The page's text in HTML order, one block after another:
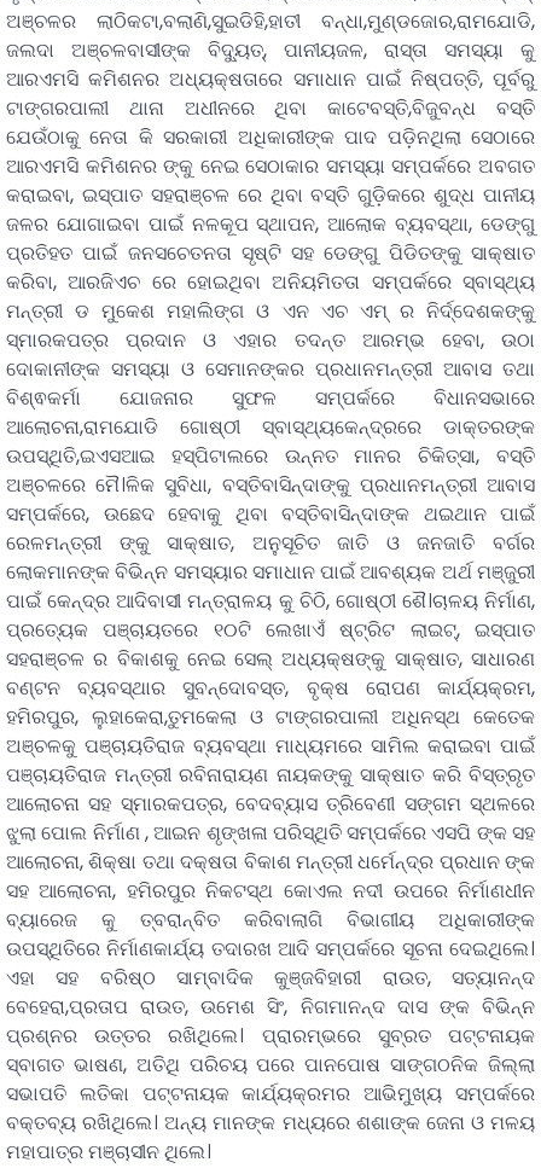
ଅଞ୍ଚଳର ଲାଠିକଟା,ବଲାଣି,ସୁଇଡିହି,ହାତୀ ବନ୍ଧା,ମୁଣ୍ଡଜୋର,ରାମଯୋଡି,
ଜଲଦା ଅଞ୍ଚଳବାସୀଙ୍କ ବିଦ୍ୟୁତ୍, ପାନୀୟଜଳ, ରାସ୍ତା ସମସ୍ୟା କୁ
ଆରଏମସି କମିଶନର ଅଧ୍ୟକ୍ଷତାରେ ସମାଧାନ ପାଇଁ ନିଷ୍ପତ୍ତି, ପୂର୍ବରୁ
ଟାଙ୍ଗରପାଲୀ ଥାନା ଅଧୀନରେ ଥିବା କାଟେବସ୍ତି,ବିଜୁବନ୍ଧ ବସ୍ତି
ଯେଉଁଠାକୁ ନେତା କି ସରକାରୀ ଅଧିକାରୀଙ୍କ ପାଦ ପଡ଼ିନଥିଲା ସେଠାରେ
ଆରଏମସି କମିଶନର ଙ୍କୁ ନେଇ ସେଠାକାର ସମସ୍ୟା ସମ୍ପର୍କରେ ଅବଗତ
କରାଇବା, ଇସ୍ପାତ ସହରାଞ୍ଚଳ ରେ ଥିବା ବସ୍ତି ଗୁଡ଼ିକରେ ଶୁଦ୍ଧ ପାନୀୟ
ଜଳର ଯୋଗାଇବା ପାଇଁ ନଳକୂପ ସ୍ଥାପନ, ଆଲୋକ ବ୍ୟବସ୍ଥା, ଡେଙ୍ଗୁ
ପ୍ରତିହତ ପାଇଁ ଜନସଚେତନତା ସୃଷ୍ଟି ସହ ଡେଙ୍ଗୁ ପିଡିତଙ୍କୁ ସାକ୍ଷାତ
କରିବା, ଆରଜିଏଚ ରେ ହୋଇଥିବା ଅନିୟମିତତା ସମ୍ପର୍କରେ ସ୍ବାସ୍ଥ୍ୟ
ମନ୍ତ୍ରୀ ଡ ମୁକେଶ ମହାଲିଙ୍ଗ ଓ ଏନ ଏଚ ଏମ୍ ର ନିର୍ଦ୍ଦେଶକଙ୍କୁ
ସ୍ମାରକପତ୍ର ପ୍ରଦାନ ଓ ଏହାର ତଦନ୍ତ ଆରମ୍ଭ ହେବା, ଉଠା
ଦୋକାନୀଙ୍କ ସମସ୍ୟା ଓ ସେମାନଙ୍କର ପ୍ରଧାନମନ୍ତ୍ରୀ ଆବାସ ତଥା
ବିଶ୍ଵକର୍ମା ଯୋଜନାର ସୁଫଳ ସମ୍ପର୍କରେ ବିଧାନସଭାରେ
ଆଲୋଚନା,ରାମଯୋଡି ଗୋଷ୍ଠୀ ସ୍ବାସ୍ଥ୍ୟକେନ୍ଦ୍ରରେ ଡାକ୍ତରଙ୍କ
ଉପସ୍ଥିତି,ଇଏସଆଇ ହସ୍ପିଟାଲରେ ଉନ୍ନତ ମାନର ଚିକିତ୍ସା, ବସ୍ତି
ଅଞ୍ଚଳରେ ମୈ।ଳିକ ସୁବିଧା, ବସ୍ତିବାସିନ୍ଦାଙ୍କୁ ପ୍ରଧାନମନ୍ତ୍ରୀ ଆବାସ
ସମ୍ପର୍କରେ, ଉଛେଦ ହେବାକୁ ଥିବା ବସ୍ତିବାସିନ୍ଦାଙ୍କ ଥଇଥାନ ପାଇଁ
ରେଳମନ୍ତ୍ରୀ ଙ୍କୁ ସାକ୍ଷାତ, ଅନୁସୂଚିତ ଜାତି ଓ ଜନଜାତି ବର୍ଗର
ଲୋକମାନଙ୍କ ବିଭିନ୍ନ ସମସ୍ୟାର ସମାଧାନ ପାଇଁ ଆବଶ୍ୟକ ଅର୍ଥ ମଞ୍ଜୁରୀ
ପାଇଁ କେନ୍ଦ୍ର ଆଦିବାସୀ ମନ୍ତ୍ରାଳୟ କୁ ଚିଠି, ଗୋଷ୍ଠୀ ଶୈ।ଚାଳୟ ନିର୍ମାଣ,
ପ୍ରତ୍ୟେକ ପଞ୍ଚାୟତରେ ୧୦ଟି ଲେଖାଏଁ ଷ୍ଟ୍ରିଟ ଲାଇଟ୍, ଇସ୍ପାତ
ସହରାଞ୍ଚଳ ର ବିକାଶକୁ ନେଇ ସେଲ୍ ଅଧ୍ୟକ୍ଷଙ୍କୁ ସାକ୍ଷାତ, ସାଧାରଣ
ବଣ୍ଟନ ବ୍ୟବସ୍ଥାର ସୁବନ୍ଦୋବସ୍ତ, ବୃକ୍ଷ ରୋପଣ କାର୍ଯ୍ୟକ୍ରମ,
ହମିରପୁର, ଲୁହାକେରା,ତୁମକେଲା ଓ ଟାଙ୍ଗରପାଲୀ ଅଧିନସ୍ଥ କେତେକ
ଅଞ୍ଚଳକୁ ପଞ୍ଚାୟତିରାଜ ବ୍ୟବସ୍ଥା ମାଧ୍ୟମରେ ସାମିଲ କରାଇବା ପାଇଁ
ପଞ୍ଚାୟତିରାଜ ମନ୍ତ୍ରୀ ରବିନାରାୟଣ ନାୟକଙ୍କୁ ସାକ୍ଷାତ କରି ବିସ୍ତ୍ରୃତ
ଆଲୋଚନା ସହ ସ୍ମାରକପତ୍ର, ବେଦବ୍ୟାସ ତ୍ରିବେଣୀ ସଙ୍ଗମ ସ୍ଥଳରେ
ଝୁଲା ପୋଲ ନିର୍ମାଣ , ଆଇନ ଶୃଙ୍ଖଳା ପରିସ୍ଥିତି ସମ୍ପର୍କରେ ଏସପି ଙ୍କ ସହ
ଆଲୋଚନା, ଶିକ୍ଷା ତଥା ଦକ୍ଷତା ବିକାଶ ମନ୍ତ୍ରୀ ଧର୍ମେନ୍ଦ୍ର ପ୍ରଧାନ ଙ୍କ
ସହ ଆଲୋଚନା, ହମିରପୁର ନିକଟସ୍ଥ କୋଏଲ ନଦୀ ଉପରେ ନିର୍ମାଣଧୀନ
ବ୍ୟାରେଜ କୁ ତ୍ବରାନ୍ବିତ କରିବାଲାଗି ବିଭାଗୀୟ ଅଧିକାରୀଙ୍କ
ଉପସ୍ଥିତିରେ ନିର୍ମାଣକାର୍ଯ୍ୟ ତଦାରଖ ଆଦି ସମ୍ପର୍କରେ ସୂଚନା ଦେଇଥିଲେ।
ଏହା ସହ ବରିଷ୍ଠ ସାମ୍ବାଦିକ କୁଞ୍ଜବିହାରୀ ରାଉତ, ସତ୍ୟାନନ୍ଦ
ବେହେରା,ପ୍ରତାପ ରାଉତ, ଉମେଶ ସିଂ, ନିଗମାନନ୍ଦ ଦାସ ଙ୍କ ବିଭିନ୍ନ
ପ୍ରଶ୍ନର ଉତ୍ତର ରଖିଥିଲେ। ପ୍ରାରମ୍ଭରେ ସୁବ୍ରତ ପଟ୍ଟନାୟକ
ସ୍ବାଗତ ଭାଷଣ, ଅତିଥି ପରିଚୟ ପରେ ପାନପୋଷ ସାଙ୍ଗଠନିକ ଜିଲ୍ଲା
ସଭାପତି ଲତିକା ପଟ୍ଟନାୟକ କାର୍ଯ୍ୟକ୍ରମର ଆଭିମୁଖ୍ୟ ସମ୍ପର୍କରେ
ବକ୍ତବ୍ୟ ରଖିଥିଲେ। ଅନ୍ୟ ମାନଙ୍କ ମଧ୍ୟରେ ଶଶାଙ୍କ ଜେନା ଓ ମଳୟ
ମହାପାତ୍ର ମଞ୍ଚାସୀନ ଥିଲେ।